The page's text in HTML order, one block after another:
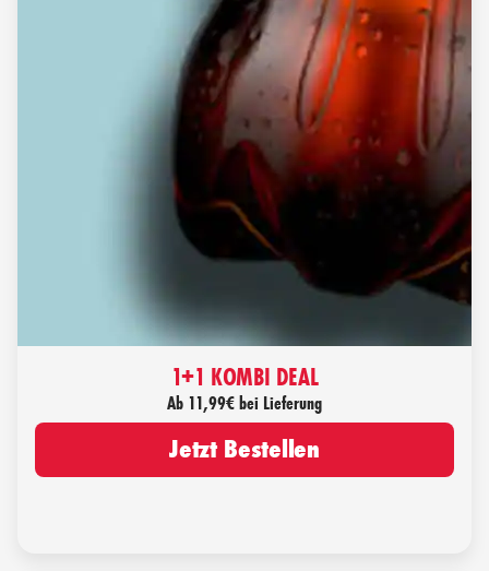
1+1 KOMBI DEAL
Ab 11,99€ bei Lieferung
Jetzt Bestellen